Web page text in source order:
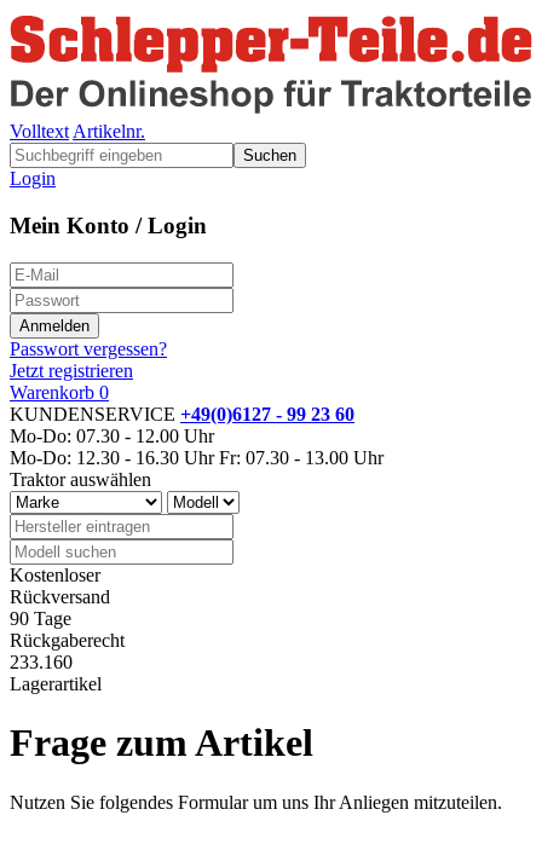
Volltext Artikelnr.
Suchen
Login
Mein Konto / Login
Passwort vergessen?
Jetzt registrieren
Warenkorb 0
KUNDENSERVICE +49(0)6127 - 99 23 60
Mo-Do: 07.30 - 12.00 Uhr
Mo-Do: 12.30 - 16.30 Uhr Fr: 07.30 - 13.00 Uhr
Traktor auswählen
Kostenloser
Rückversand
90 Tage
Rückgaberecht
233.160
Lagerartikel
Frage zum Artikel
Nutzen Sie folgendes Formular um uns Ihr Anliegen mitzuteilen.